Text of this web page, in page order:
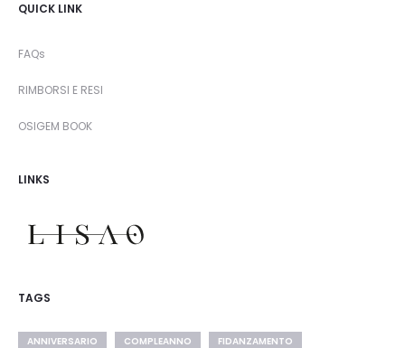
QUICK LINK
FAQs
RIMBORSI E RESI
OSIGEM BOOK
LINKS
TAGS
ANNIVERSARIO COMPLEANNO FIDANZAMENTO